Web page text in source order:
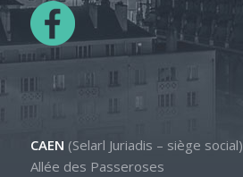
CAEN (Selarl Juriadis – siège social)
Allée des Passeroses